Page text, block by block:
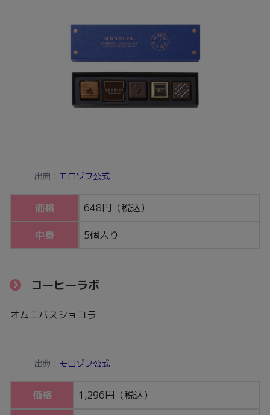
出典： モロゾフ公式
価格 648円（税込）
中身 5個入り
コーヒーラボ
オムニバスショコラ
出典： モロゾフ公式
価格 1,296円（税込）